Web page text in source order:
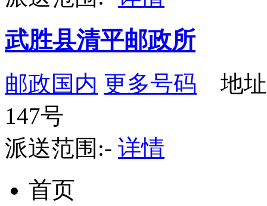
武胜县清平邮政所
邮政国内 更多号码 地址
147号
派送范围:- 详情
首页